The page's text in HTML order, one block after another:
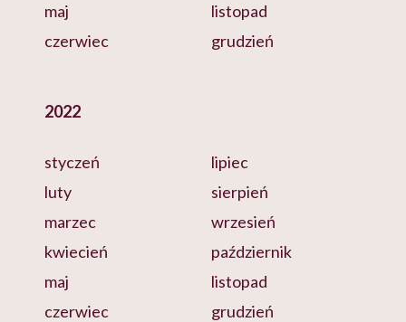
maj
czerwiec
listopad
grudzień
2022
styczeń
luty
marzec
kwiecień
maj
czerwiec
lipiec
sierpień
wrzesień
październik
listopad
grudzień